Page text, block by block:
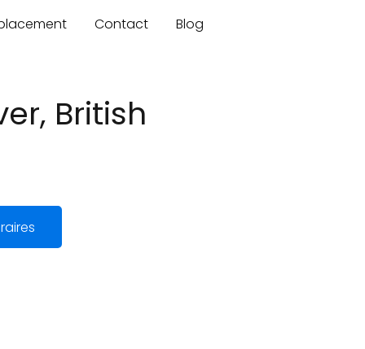
Contact Blog
British